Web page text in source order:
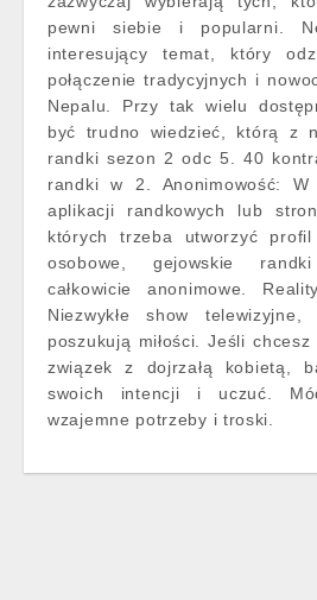
pewni siebie i popularni.
interesujący temat, który
połączenie tradycyjnych i
Nepalu. Przy tak wielu
być trudno wiedzieć, którą z
randki sezon 2 odc 5. 40
randki w 2. Anonimowość: W
aplikacji randkowych lub
których trzeba utworzyć
osobowe, gejowskie
całkowicie anonimowe.
Niezwykłe show telewizyjne,
poszukują miłości. Jeśli
związek z dojrzałą kobietą,
swoich intencji i uczuć.
wzajemne potrzeby i troski.